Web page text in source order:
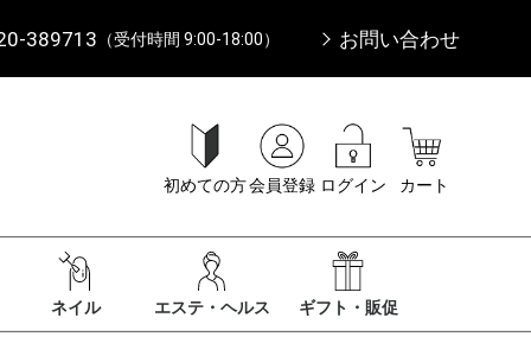
389713 （受付時間 9:00-18:00） お問い合わせ
初めての方会員登録 ログイン カート
ネイル エステ・ヘルス ギフト・販促